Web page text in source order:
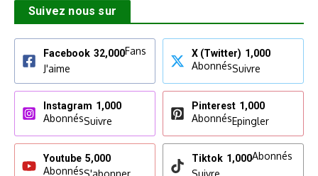
Suivez nous sur
Facebook 32,000Fans
J'aime
X (Twitter) 1,000
AbonnésSuivre
Instagram 1,000
AbonnésSuivre
Pinterest 1,000
AbonnésEpingler
Youtube 5,000
AbonnésS'abonner
Tiktok 1,000Abonnés
Suivre